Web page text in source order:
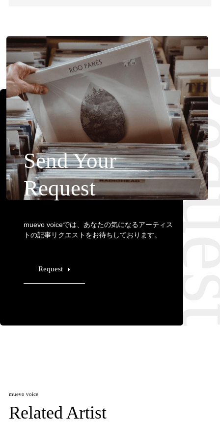
Send Your
Request
muevo voiceでは、あなたの気になるアーティス
トの記事リクエストをお待ちしております。
Request
muevo voice
Related Artist